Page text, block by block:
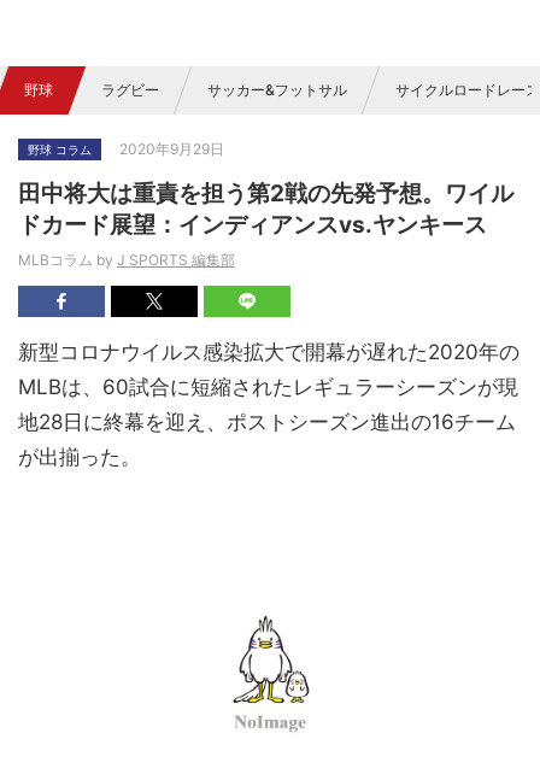
野球 ラグビー サッカー&フットサル サイクルロードレース
野球 コラム 2020年9月29日
田中将大は重責を担う第2戦の先発予想。ワイル
ドカード展望：インディアンスvs.ヤンキース
MLBコラム by J SPORTS 編集部
新型コロナウイルス感染拡大で開幕が遅れた2020年の
MLBは、60試合に短縮されたレギュラーシーズンが現
地28日に終幕を迎え、ポストシーズン進出の16チーム
が出揃った。